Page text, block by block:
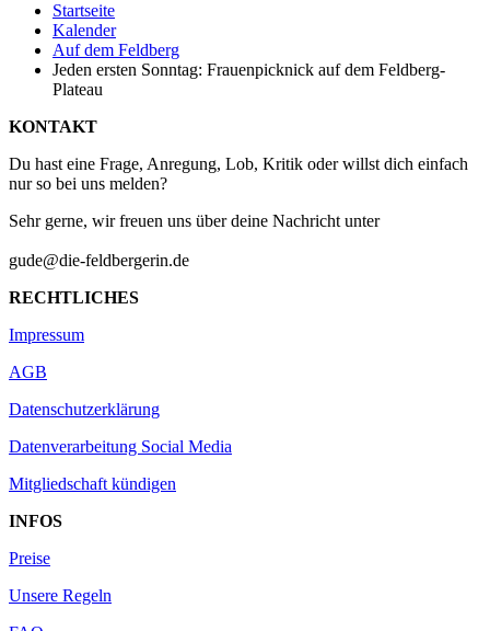
Startseite
Kalender
Auf dem Feldberg
Jeden ersten Sonntag: Frauenpicknick auf dem Feldberg-
Plateau
KONTAKT
Du hast eine Frage, Anregung, Lob, Kritik oder willst dich einfach
nur so bei uns melden?
Sehr gerne, wir freuen uns über deine Nachricht unter
gude@die-feldbergerin.de
RECHTLICHES
Impressum
AGB
Datenschutzerklärung
Datenverarbeitung Social Media
Mitgliedschaft kündigen
INFOS
Preise
Unsere Regeln